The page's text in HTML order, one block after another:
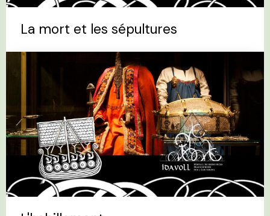
La mort et les sépultures